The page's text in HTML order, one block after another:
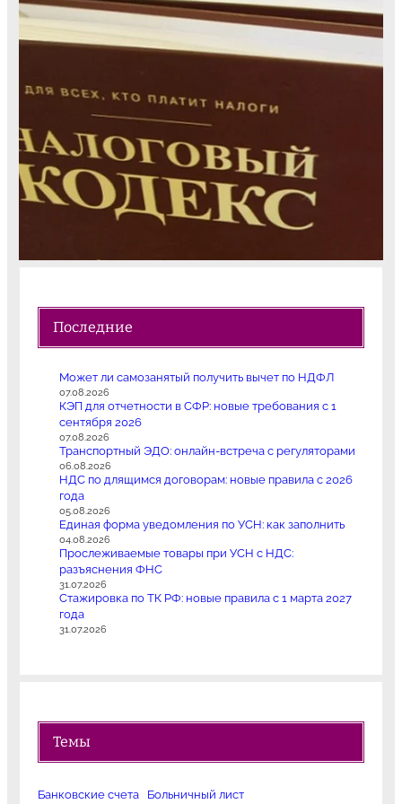
Последние
Может ли самозанятый получить вычет по НДФЛ
07.08.2026
КЭП для отчетности в СФР: новые требования с 1
сентября 2026
07.08.2026
Транспортный ЭДО: онлайн-встреча с регуляторами
06.08.2026
НДС по длящимся договорам: новые правила с 2026
года
05.08.2026
Единая форма уведомления по УСН: как заполнить
04.08.2026
Прослеживаемые товары при УСН с НДС:
разъяснения ФНС
31.07.2026
Стажировка по ТК РФ: новые правила с 1 марта 2027
года
31.07.2026
Темы
Банковские счета
Больничный лист